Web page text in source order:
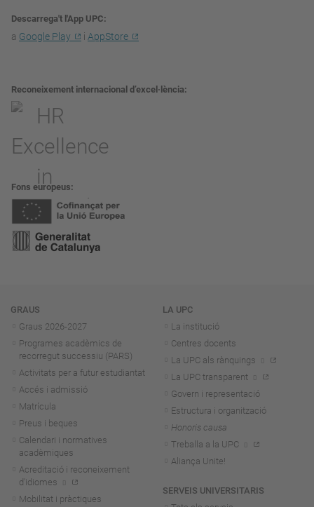
Descarrega't l'App UPC
a Google Play i AppStore
Reconeixement internacional d’excel·lència
Fons europeus
Navegació
GRAUS
Graus 2026-2027
Programes acadèmics de
recorregut successiu (PARS)
Activitats per a futur estudiantat
Accés i admissió
Matrícula
Preus i beques
Calendari i normatives
acadèmiques
Acreditació i reconeixement
d'idiomes
Mobilitat i pràctiques
LA UPC
La institució
Centres docents
La UPC als rànquings
La UPC transparent
Govern i representació
Estructura i organització
Honoris causa
Treballa a la UPC
Aliança Unite!
SERVEIS UNIVERSITARIS